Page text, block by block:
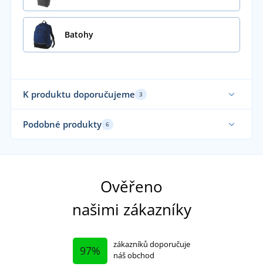
Batohy
K produktu doporučujeme 3
Podobné produkty 6
Ověřeno
našimi zákazníky
97%
zákazníků doporučuje
náš obchod